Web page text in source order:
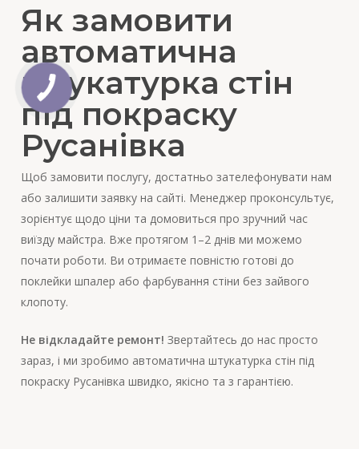
Як замовити
автоматична
штукатурка стін
під покраску
Русанівка
Щоб замовити послугу, достатньо зателефонувати нам
або залишити заявку на сайті. Менеджер проконсультує,
зорієнтує щодо ціни та домовиться про зручний час
виїзду майстра. Вже протягом 1–2 днів ми можемо
почати роботи. Ви отримаєте повністю готові до
поклейки шпалер або фарбування стіни без зайвого
клопоту.
Не відкладайте ремонт! Звертайтесь до нас просто
зараз, і ми зробимо автоматична штукатурка стін під
покраску Русанівка швидко, якісно та з гарантією.